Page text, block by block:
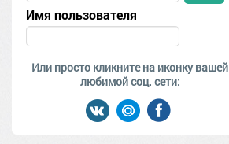
Имя пользователя
Или просто кликните на иконку вашей
любимой соц. сети: